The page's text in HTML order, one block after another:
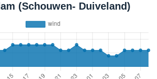
(Schouwen- Duiveland)